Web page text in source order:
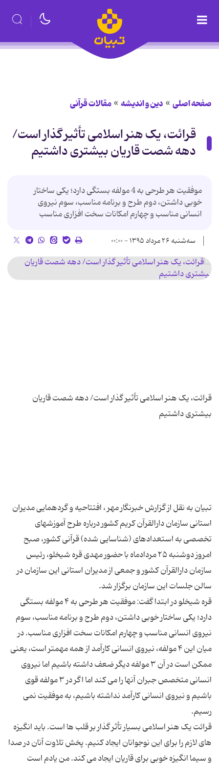
صفحه اصلی دین و اندیشه مقالات قرآنی
قرائت، یک هنر اسلامی تأثیر گذار است/
دهه شصت قاریان بیشتری داشتیم
موفقیت هر طرحی به 4 مولفه بستگی دارد؛ یکی ساختار
خوبی داشتن، دوم طرح و برنامه مناسب، سوم نیروی
انسانی مناسب و چهارم امکانات سخت افزاری مناسب
سه‌شنبه ۲۶ مرداد ۱۳۹۵ - ۰۰:۰۰
قرائت، یک هنر اسلامی تأثیر گذار است/ دهه شصت قاریان
تبیان به نقل از گزارش خبرنگار مهر ، افتتاحیه و گردهمایی مدیران
استانی سازمان دارالقرآن کریم کشور درباره طرح آموزشهای
تخصصی به استعدادهای (شناسایی شده) قرآنی کشور، صبح
امروز دوشنبه ۲۵ مردادماه با حضور مهدی قره شیخلو، رئیس
سازمان دارالقرآن کشور و جمعی از مدیران استانی این سازمان در
قره شیخلو در ابتدا گفت: موفقیت هر طرحی به ۴ مولفه بستگی
دارد؛ یکی ساختار خوبی داشتن، دوم طرح و برنامه مناسب، سوم
نیروی انسانی مناسب و چهارم امکانات سخت افزاری مناسب. در
میان این ۴ مولفه، نیروی انسانی کارآمد از همه مهمتر است، یعنی
ممکن است در آن ۳ مولفه دیگر ضعف داشته باشیم اما نیروی
انسانی متخصص جبران آنها را می کند اما اگر در ۳ مولفه قوی
باشیم و نیروی انسانی کارآمد نداشته باشیم، به موفقیت نمی
قرائت یک هنر اسلامی بسیار تأثر گذار بر قلب ها است. باید انگیزه
های لازم را برای این نوجوانان ایجاد کنیم. پخش تلاوت آنان در صدا
و سیما انگیزه خوبی برای قاریان ایجاد می کند. من یادم است